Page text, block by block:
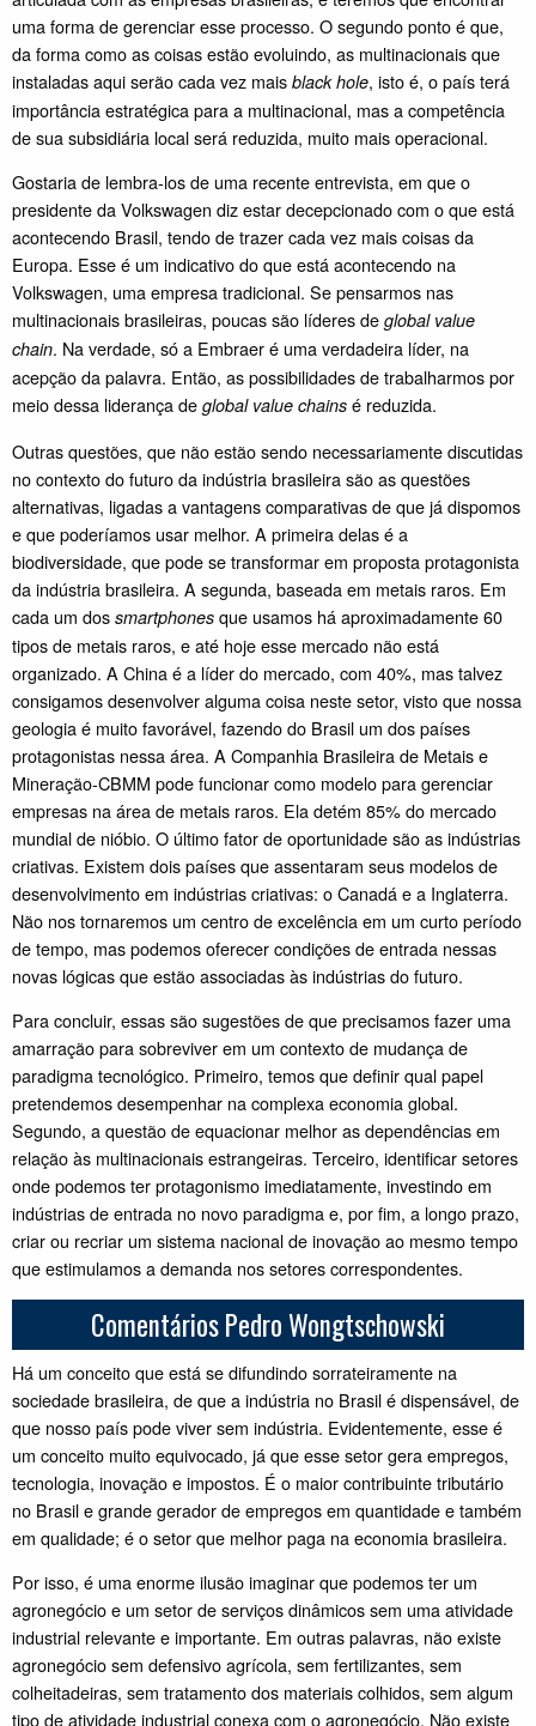
uma forma de gerenciar esse processo. O segundo ponto é que,
da forma como as coisas estão evoluindo, as multinacionais que
instaladas aqui serão cada vez mais black hole, isto é, o país terá
importância estratégica para a multinacional, mas a competência
de sua subsidiária local será reduzida, muito mais operacional.
Gostaria de lembra-los de uma recente entrevista, em que o
presidente da Volkswagen diz estar decepcionado com o que está
acontecendo Brasil, tendo de trazer cada vez mais coisas da
Europa. Esse é um indicativo do que está acontecendo na
Volkswagen, uma empresa tradicional. Se pensarmos nas
multinacionais brasileiras, poucas são líderes de global value
chain. Na verdade, só a Embraer é uma verdadeira líder, na
acepção da palavra. Então, as possibilidades de trabalharmos por
meio dessa liderança de global value chains é reduzida.
Outras questões, que não estão sendo necessariamente discutidas
no contexto do futuro da indústria brasileira são as questões
alternativas, ligadas a vantagens comparativas de que já dispomos
e que poderíamos usar melhor. A primeira delas é a
biodiversidade, que pode se transformar em proposta protagonista
da indústria brasileira. A segunda, baseada em metais raros. Em
cada um dos smartphones que usamos há aproximadamente 60
tipos de metais raros, e até hoje esse mercado não está
organizado. A China é a líder do mercado, com 40%, mas talvez
consigamos desenvolver alguma coisa neste setor, visto que nossa
geologia é muito favorável, fazendo do Brasil um dos países
protagonistas nessa área. A Companhia Brasileira de Metais e
Mineração-CBMM pode funcionar como modelo para gerenciar
empresas na área de metais raros. Ela detém 85% do mercado
mundial de nióbio. O último fator de oportunidade são as indústrias
criativas. Existem dois países que assentaram seus modelos de
desenvolvimento em indústrias criativas: o Canadá e a Inglaterra.
Não nos tornaremos um centro de excelência em um curto período
de tempo, mas podemos oferecer condições de entrada nessas
novas lógicas que estão associadas às indústrias do futuro.
Para concluir, essas são sugestões de que precisamos fazer uma
amarração para sobreviver em um contexto de mudança de
paradigma tecnológico. Primeiro, temos que definir qual papel
pretendemos desempenhar na complexa economia global.
Segundo, a questão de equacionar melhor as dependências em
relação às multinacionais estrangeiras. Terceiro, identificar setores
onde podemos ter protagonismo imediatamente, investindo em
indústrias de entrada no novo paradigma e, por fim, a longo prazo,
criar ou recriar um sistema nacional de inovação ao mesmo tempo
que estimulamos a demanda nos setores correspondentes.
Comentários Pedro Wongtschowski
Há um conceito que está se difundindo sorrateiramente na
sociedade brasileira, de que a indústria no Brasil é dispensável, de
que nosso país pode viver sem indústria. Evidentemente, esse é
um conceito muito equivocado, já que esse setor gera empregos,
tecnologia, inovação e impostos. É o maior contribuinte tributário
no Brasil e grande gerador de empregos em quantidade e também
em qualidade; é o setor que melhor paga na economia brasileira.
Por isso, é uma enorme ilusão imaginar que podemos ter um
agronegócio e um setor de serviços dinâmicos sem uma atividade
industrial relevante e importante. Em outras palavras, não existe
agronegócio sem defensivo agrícola, sem fertilizantes, sem
colheitadeiras, sem tratamento dos materiais colhidos, sem algum
tipo de atividade industrial conexa com o agronegócio. Não existe